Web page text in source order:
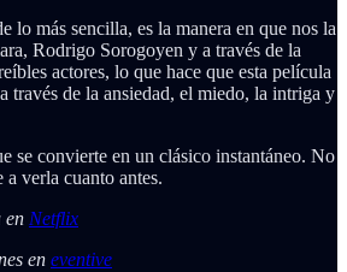
lo más sencilla, es la manera en que nos la
Rodrigo Sorogoyen y a través de la
actores, lo que hace que esta película
través de la ansiedad, el miedo, la intriga y
se convierte en un clásico instantáneo. No
verla cuanto antes.
en Netflix
en eventive